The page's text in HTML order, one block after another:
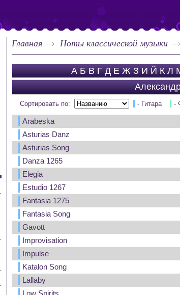
Главная Ноты классической музыки
А Б В Г Д Е Ж З И Й К Л
Сортировать по: - Гитара -
Arabeska
Asturias Danz
Asturias Song
Danza 1265
Elegia
Estudio 1267
Fantasia 1275
Fantasia Song
Gavott
Improvisation
Impulse
Katalon Song
Lallaby
Low Spirits